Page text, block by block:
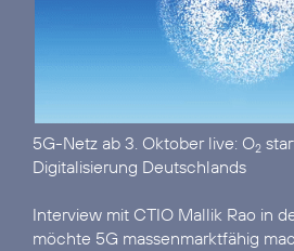
5G-Netz ab 3. Oktober live: O2
Digitalisierung Deutschlands
Interview mit CTIO Mallik Rao in
möchte 5G massenmarktfähig